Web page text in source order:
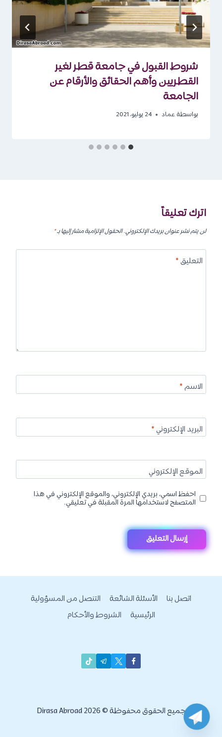
شروط القبول في جامعة قطر لغير
القطريين وأهم الحقائق والأرقام عن
الجامعة
بواسطة عماد 24 يوليو، 2021
اترك تعليقاً
لن يتم نشر عنوان بريدك الإلكتروني.الحقول الإلزامية مشار إليها بـ*
التعليق*
الاسم*
البريد الإلكتروني*
الموقع الإلكتروني
احفظ اسمي، بريدي الإلكتروني، والموقع الإلكتروني في هذا
المتصفح لاستخدامها المرة المقبلة في تعليقي.
اتصل بنا الأسئلة الشائعة
التنصل من المسؤولية
الرئيسية
الشروط والأحكام
جميع الحقوق محفوظة © 2026 Dirasa Abroad